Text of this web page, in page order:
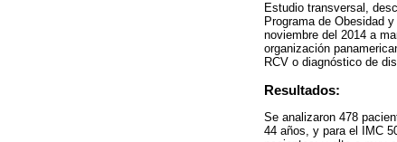
Estudio transversal,
Programa de Obesidad
noviembre del 2014 a
organización
RCV o diagnóstico de
Resultados:
Se analizaron 478
44 años, y para el IMC